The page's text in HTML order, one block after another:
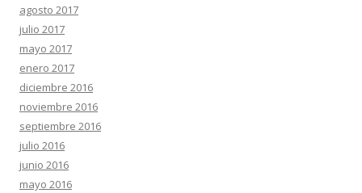
agosto 2017
julio 2017
mayo 2017
enero 2017
diciembre 2016
noviembre 2016
septiembre 2016
julio 2016
junio 2016
mayo 2016